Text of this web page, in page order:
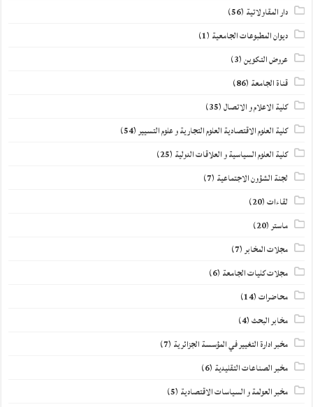
دار المقاولاتية (56)
ديوان المطبوعات الجامعية (1)
عروض التكوين(3)
قناة الجامعة (86)
كلية الاعلام و الاتصال(35)
كلية العلوم الاقتصادية العلوم التجارية و علوم التسيير(54)
كلية العلوم السياسية و العلاقات الدولية (25)
لجنة الشؤون الاجتماعية (7)
لقاءات(20)
ماستر(20)
مجلات المخابر(7)
مجلات كليات الجامعة (6)
محاضرات(14)
مخابر البحث(4)
مخبر ادارة التغيير في المؤسسة الجزائرية (7)
مخبر الصناعات التقليدية (6)
مخبر العولمة و السياسات الاقتصادية (5)